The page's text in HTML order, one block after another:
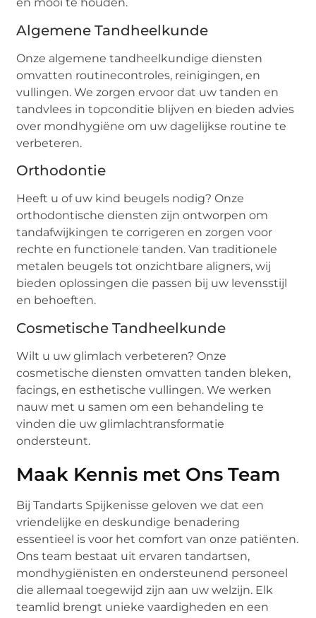
en mooi te houden.
Algemene Tandheelkunde
Onze algemene tandheelkundige diensten
omvatten routinecontroles, reinigingen, en
vullingen. We zorgen ervoor dat uw tanden en
tandvlees in topconditie blijven en bieden advies
over mondhygiëne om uw dagelijkse routine te
verbeteren.
Orthodontie
Heeft u of uw kind beugels nodig? Onze
orthodontische diensten zijn ontworpen om
tandafwijkingen te corrigeren en zorgen voor
rechte en functionele tanden. Van traditionele
metalen beugels tot onzichtbare aligners, wij
bieden oplossingen die passen bij uw levensstijl
en behoeften.
Cosmetische Tandheelkunde
Wilt u uw glimlach verbeteren? Onze
cosmetische diensten omvatten tanden bleken,
facings, en esthetische vullingen. We werken
nauw met u samen om een behandeling te
vinden die uw glimlachtransformatie
ondersteunt.
Maak Kennis met Ons Team
Bij Tandarts Spijkenisse geloven we dat een
vriendelijke en deskundige benadering
essentieel is voor het comfort van onze patiënten.
Ons team bestaat uit ervaren tandartsen,
mondhygiënisten en ondersteunend personeel
die allemaal toegewijd zijn aan uw welzijn. Elk
teamlid brengt unieke vaardigheden en een